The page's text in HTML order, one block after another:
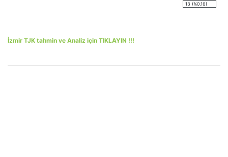
13 (%0.16)
İzmir TJK tahmin ve Analiz için TIKLAYIN !!!